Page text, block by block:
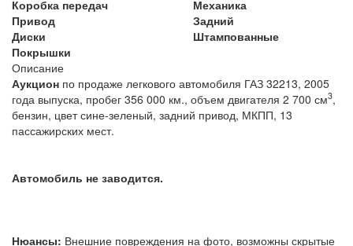
Коробка передач
Механика
Привод
Задний
Диски
Штампованные
Покрышки
Описание
Аукцион по продаже легкового автомобиля ГАЗ 32213, 2005
года выпуска, пробег 356 000 км., объем двигателя 2 700 см3,
бензин, цвет сине-зеленый, задний привод, МКПП, 13
пассажирских мест.
Автомобиль не заводится.
Нюансы: Внешние повреждения на фото, возможны скрытые